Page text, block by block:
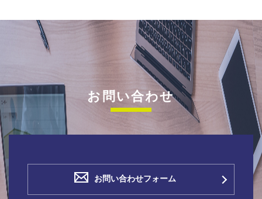
お問い合わせ
お問い合わせフォーム